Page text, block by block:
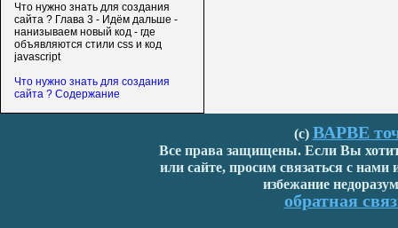
Что нужно знать для создания
сайта ? Глава 3 - Идём дальше -
нанизываем новый код - где
объявляются стили css и код
javascript
Что нужно знать для создания
сайта ? Содержание
(с) ВАРВЕ
Все права защищены. Если Вы
или сайте, просим связаться с
избежание
обратная